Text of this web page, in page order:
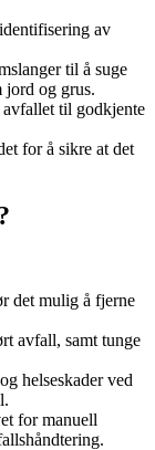
av
til å suge
jord og grus.
avfallet til godkjente
for å sikre at det
det mulig å fjerne
avfall, samt tunge
helseskader ved
for manuell